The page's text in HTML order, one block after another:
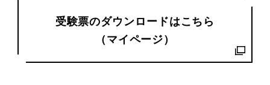
受験票のダウンロードはこちら
（マイページ）